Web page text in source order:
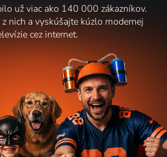
už viac ako 140 000 zákazníkov.
nich a vyskúšajte kúzlo modernej
cez internet.